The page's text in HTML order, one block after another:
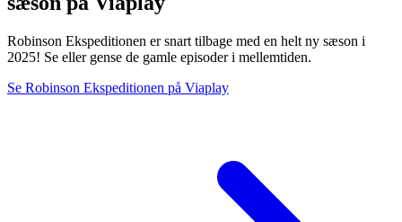
Robinson Ekspeditionen er snart tilbage med en helt ny sæson i
2025! Se eller gense de gamle episoder i mellemtiden.
Se Robinson Ekspeditionen på Viaplay